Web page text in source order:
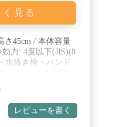
見る
さ45cm / 本体容量
力: 4度以下(JIS)(8
水抜き栓・ハンド
/ 原産国: 中国
レビューを書く